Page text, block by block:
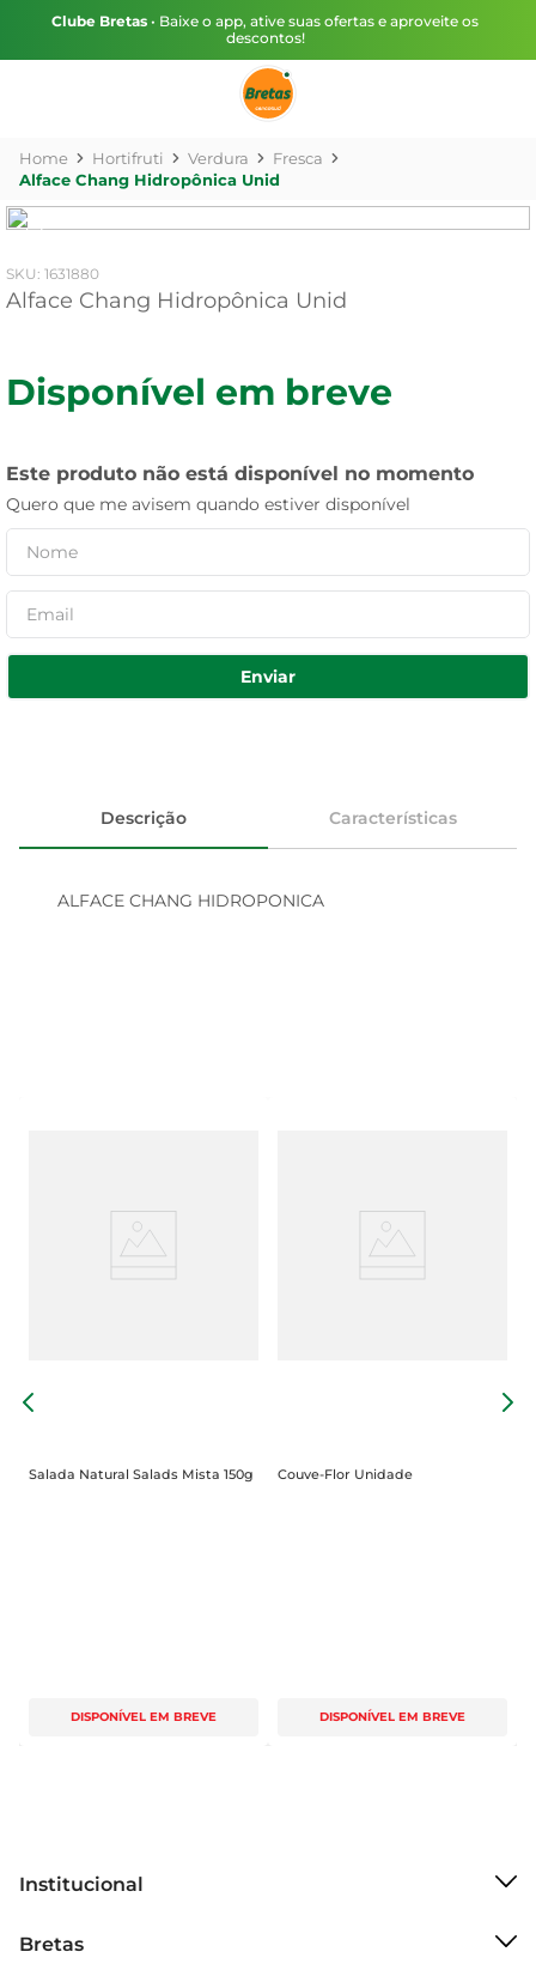
Clube Bretas • Baixe o app, ative suas ofertas e aproveite os
descontos!
Hortifruti Verdura
Fresca
Alface Chang Hidropônica Unid
: 1631880
Alface Chang Hidropônica Unid
Disponível em breve
Este produto não está disponível no momento
Quero que me avisem quando estiver disponível
Enviar
Descrição Características
ALFACE CHANG HIDROPONICA
Salada Natural Salads Mista 150g
DISPONÍVEL EM BREVE
Couve-Flor Unidade
DISPONÍVEL EM BREVE
Institucional
Grupo Cencosud
Bretas